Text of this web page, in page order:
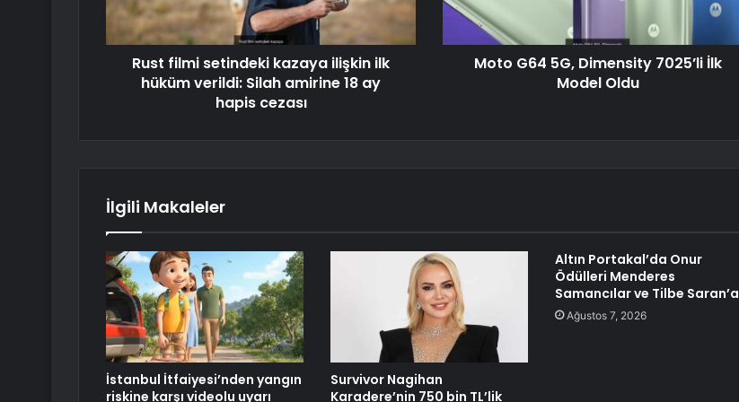
Rust filmi setindeki kazaya ilişkin ilk
hüküm verildi: Silah amirine 18 ay
hapis cezası
Moto G64 5G, Dimensity 7025’li İlk
Model Oldu
İlgili Makaleler
İstanbul İtfaiyesi’nden yangın
riskine karşı videolu uyarı
Survivor Nagihan
Karadere’nin 750 bin TL’lik
Altın Portakal’da Onur
Ödülleri Menderes
Samancılar ve Tilbe Saran’a
Ağustos 7, 2026